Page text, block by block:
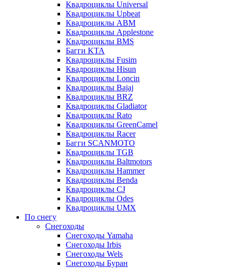
Квадроциклы Universal
Квадроциклы Upbeat
Квадроциклы ABM
Квадроциклы Applestone
Квадроциклы BMS
Багги KTA
Квадроциклы Fusim
Квадроциклы Hisun
Квадроциклы Loncin
Квадроциклы Bajaj
Квадроциклы BRZ
Квадроциклы Gladiator
Квадроциклы Rato
Квадроциклы GreenCamel
Квадроциклы Racer
Багги SCANMOTO
Квадроциклы TGB
Квадроциклы Baltmotors
Квадроциклы Hammer
Квадроциклы Benda
Квадроциклы CJ
Квадроциклы Odes
Квадроциклы UMX
По снегу
Снегоходы
Снегоходы Yamaha
Снегоходы Irbis
Снегоходы Wels
Снегоходы Буран